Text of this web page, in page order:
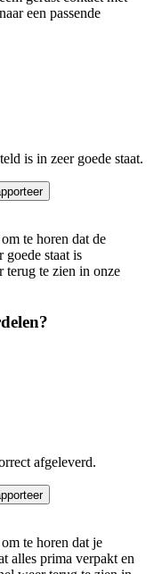
een passende
is in zeer goede staat.
te horen dat de
goede staat is
terug te zien in onze
afgeleverd.
te horen dat je
alles prima verpakt en